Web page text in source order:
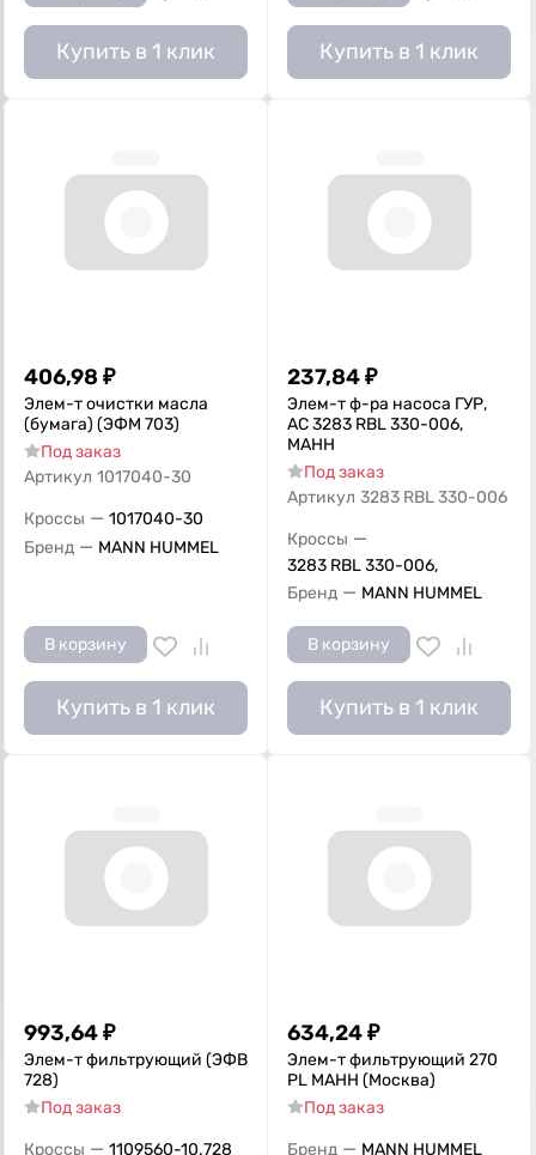
Купить в 1 клик Купить в 1 клик
406,98 ₽
Элем-т очистки масла
(бумага) (ЭФМ 703)
Под заказ
Артикул 1017040-30
Кроссы — 1017040-30
Бренд — MANN HUMMEL
В корзину
Купить в 1 клик
237,84₽
Элем-т ф-ра насоса ГУР,
AC 3283 RBL 330-006,
MAHH
Под заказ
Артикул 3283 RBL 330-006
Кроссы —
3283 RBL 330-006,
Бренд — MANN HUMMEL
В корзину
Купить в 1 клик
993,64₽
Элем-т фильтрующий (ЭФВ
728)
Под заказ
Кроссы — 1109560-10.728
634,24₽
Элем-т фильтрующий 270
PL MAHH (Москва)
Под заказ
Бренд — MANN HUMMEL